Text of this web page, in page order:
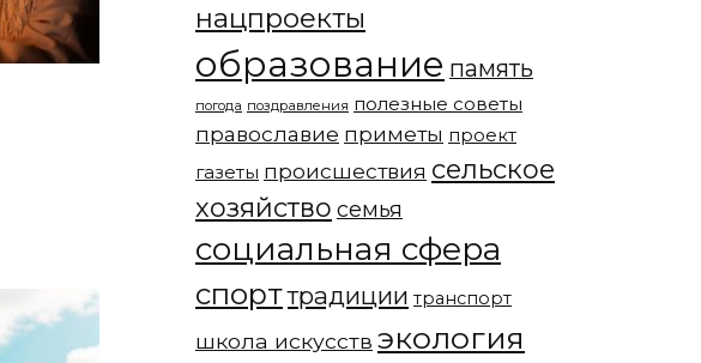
нацпроекты
образование память
погода поздравления полезные советы
православие приметы проект
газеты происшествия сельское
хозяйство семья
социальная сфера
спорттрадиции транспорт
школа искусств экология